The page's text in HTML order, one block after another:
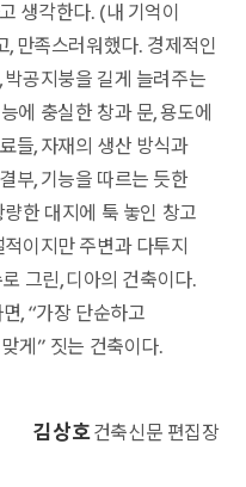
생각한다. (내 기억이
만족스러워했다. 경제적인
공지붕을 길게 늘려주는
에 충실한 창과 문, 용도에
들, 자재의 생산 방식과
부, 기능을 따르는 듯한
한 대지에 툭 놓인 창고
이지만 주변과 다투지
그린, 디아의 건축이다.
, “가장 단순하고
게” 짓는 건축이다.
김상호건축신문 편집장